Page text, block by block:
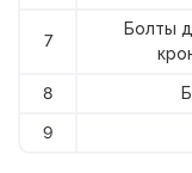
7
Болты
8
9